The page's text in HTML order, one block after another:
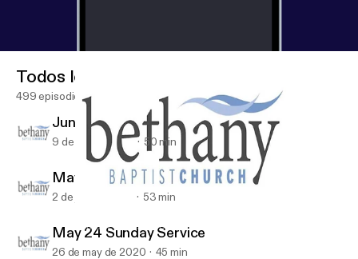
Bethany Baptist (Richmond BC) Recent Sermons
Todos los episodios
499 episodios
June 7 Sunday Service
9 de jun de 2020 50 min
May 31 Sunday Service
2 de jun de 2020 53 min
May 24 Sunday Service
26 de may de 2020 45 min